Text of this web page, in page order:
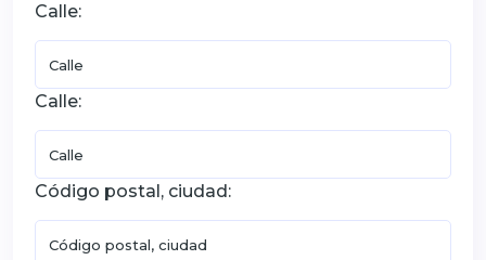
Calle:
Calle:
Código postal, ciudad: